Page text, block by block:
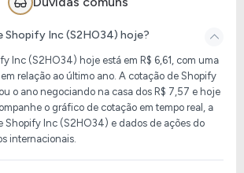
Shopify Inc (S2HO34) hoje?
Inc (S2HO34) hoje está em R$ 6,61 , com uma
em relação ao último ano. A cotação de Shopify
o ano negociando na casa dos R$ 7,57 e hoje
o gráfico de cotação em tempo real, a
Shopify Inc (S2HO34) e dados de ações do
internacionais.